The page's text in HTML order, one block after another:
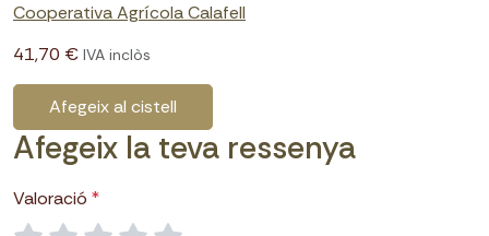
Cooperativa Agrícola Calafell
41,70 € IVA inclòs
Afegeix al cistell
Afegeix la teva ressenya
Valoració